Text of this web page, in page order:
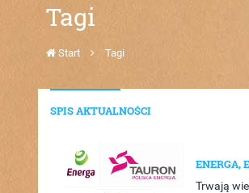
Tagi
Start Tagi
SPIS AKTUALNOŚCI
ENERGA,
Trwają